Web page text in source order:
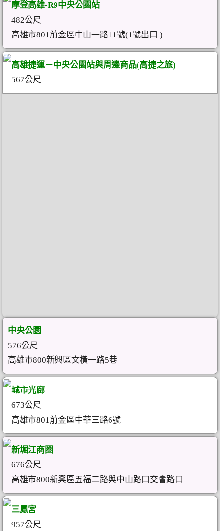
摩登高雄-R9中央公園站
482公尺
高雄市801前金區中山一路11號(1號出口 )
高雄捷運－中央公園站與周邊商品(高捷之旅)
567公尺
中央公園
576公尺
高雄市800新興區文橫一路5巷
城市光廊
673公尺
高雄市801前金區中華三路6號
新堀江商圈
676公尺
高雄市800新興區五福二路與中山路口交會路口
三鳳宮
957公尺